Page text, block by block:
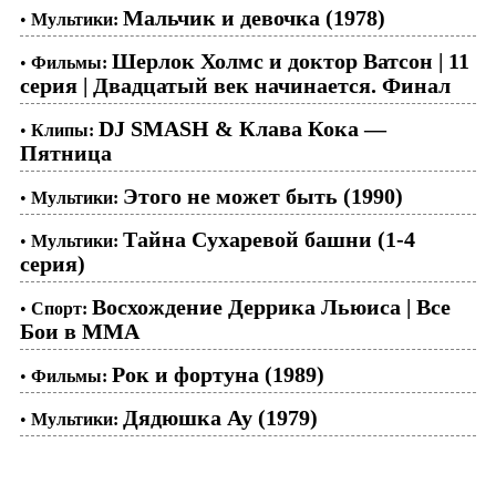
• Мультики: Мальчик и девочка (1978)
• Фильмы: Шерлок Холмс и доктор Ватсон | 11
серия | Двадцатый век начинается. Финал
• Клипы: DJ SMASH & Клава Кока —
Пятница
• Мультики: Этого не может быть (1990)
• Мультики: Тайна Сухаревой башни (1-4
серия)
• Спорт: Восхождение Деррика Льюиса | Все
Бои в ММА
• Фильмы: Рок и фортуна (1989)
• Мультики: Дядюшка Ау (1979)